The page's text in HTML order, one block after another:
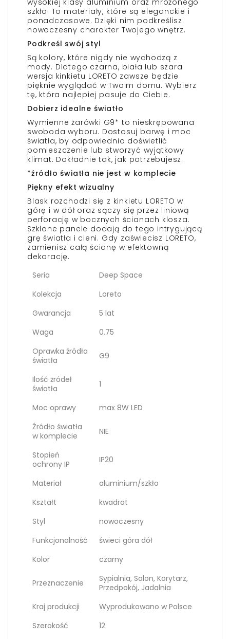
wysokiej klasy aluminium oraz mrożonego
szkła. To materiały, które są eleganckie i
ponadczasowe. Dzięki nim podkreślisz
nowoczesny charakter Twojego wnętrz.
Podkreśl swój styl
Są kolory, które nigdy nie wychodzą z
mody. Dlatego czarna, biała lub szara
wersja kinkietu LORETO zawsze będzie
pięknie wyglądać w Twoim domu. Wybierz
tę, która najlepiej pasuje do Ciebie.
Dobierz idealne światło
Wymienne żarówki G9* to nieskrępowana
swoboda wyboru. Dostosuj barwę i moc
światła, by odpowiednio doświetlić
pomieszczenie lub stworzyć wyjątkowy
klimat. Dokładnie tak, jak potrzebujesz.
*źródło światła nie jest w komplecie
Piękny efekt wizualny
Blask rozchodzi się z kinkietu LORETO w
górę i w dół oraz sączy się przez liniową
perforację w bocznych ścianach klosza.
Szklane panele dodają do tego intrygującą
grę światła i cieni. Gdy zaświecisz LORETO,
zamienisz całą ścianę w efektowną
dekorację.
Seria
Deep Space
Kolekcja
Loreto
Gwarancja
5 lat
Waga
0.75
Oprawka źródła
światła
G9
Ilość żródeł
światła
1
Moc oprawy
max 8W LED
Źródło światła
w komplecie
NIE
Stopień
ochrony IP
IP20
Materiał
aluminium/szkło
Kształt
kwadrat
Styl
nowoczesny
Funkcjonalność
świeci góra dół
Kolor
czarny
Przeznaczenie
Sypialnia, Salon, Korytarz,
Przedpokój, Jadalnia
Kraj produkcji
Wyprodukowano w Polsce
Szerokość
12